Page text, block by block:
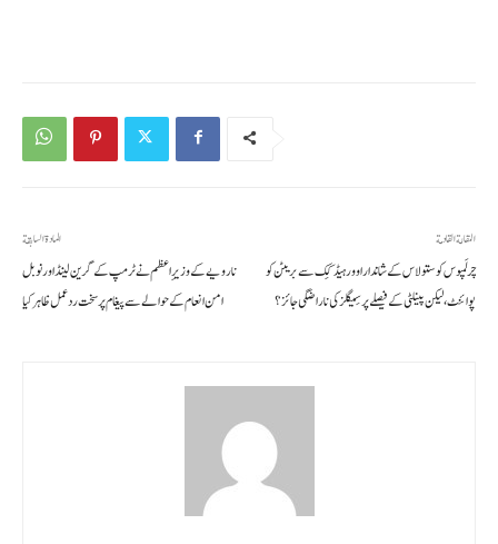
المادة السابقة
نارویے کے وزیرِ اعظم نے ٹرمپ کے گرین لینڈ اور نوبل
امن انعام کے حوالے سے پیغام پر سخت ردعمل ظاہر کیا
المقالة القادمة
چرلَمپوس کوستولاس کے شاندار اوور ہیڈ کِک سے بریٹن کو
پوائنٹ، لیکن پینلٹی کے فیصلے پر سِیگلز کی ناراضگی جائز؟